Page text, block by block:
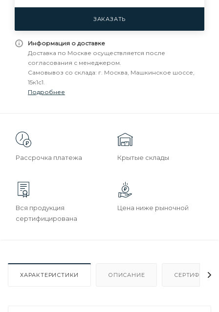
ЗАКАЗАТЬ
Информация о доставке
Доставка по Москве осуществляется после
согласования с менеджером.
Самовывоз со склада: г. Москва, Машкинское шоссе,
15к1с1.
Подробнее
Рассрочка платежа Крытые склады
Вся продукция
сертифицирована
Цена ниже рыночной
ХАРАКТЕРИСТИКИ ОПИСАНИЕ